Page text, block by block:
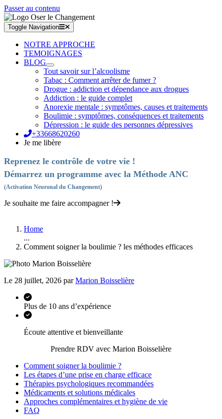
Passer au contenu
Toggle Navigation
NOTRE APPROCHE
TEMOIGNAGES
BLOG
Tout savoir sur l’alcoolisme
Tabac : Comment arrêter de fumer ?
Drogue : addiction et dépendance aux drogues
Addiction : le guide complet
Anorexie mentale : symptômes, causes et traitements
Boulimie : symptômes, conséquences et traitements
Dépression : le guide des personnes dépressives
+33668620260
Je me libère
Reprenez le contrôle de votre vie !
Démarrez un programme avec la Méthode ANC
(Activation Neuronal du Changement)
Je souhaite me faire accompagner !
Home
...
Comment soigner la boulimie ? les méthodes efficaces
Le 28 juillet, 2026 parMarion Boisselière
Plus de 10 ans d’expérience
Écoute attentive et bienveillante
Prendre RDV avec Marion Boisselière
Comment soigner la boulimie ?
Les étapes d’une prise en charge efficace
Thérapies psychologiques recommandées
Médicaments et solutions médicales
Approches complémentaires et hygiène de vie
FAQ